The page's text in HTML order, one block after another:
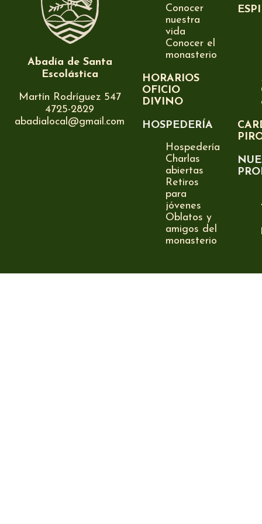
Abadía de Santa
Escolástica
Martín Rodríguez 547
4725-2829
abadialocal@gmail.com
Conocer
nuestra
vida
Conocer el
monasterio
HORARIOS
OFICIO
DIVINO
HOSPEDERÍA
Hospedería
Charlas
abiertas
Retiros
para
jóvenes
Oblatos y
amigos del
monasterio